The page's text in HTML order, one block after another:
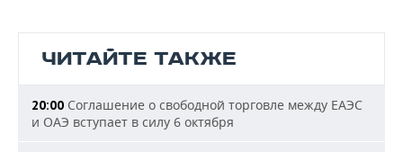
ЧИТАЙТЕ ТАКЖЕ
20:00 Соглашение о свободной торговле между ЕАЭС
и ОАЭ вступает в силу 6 октября